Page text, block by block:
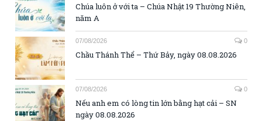
Chúa luôn ở với ta – Chúa Nhật 19 Thường Niên,
năm A
07/08/2026 0
Chầu Thánh Thể – Thứ Bảy, ngày 08.08.2026
07/08/2026 0
Nếu anh em có lòng tin lớn bằng hạt cải – SN
ngày 08.08.2026